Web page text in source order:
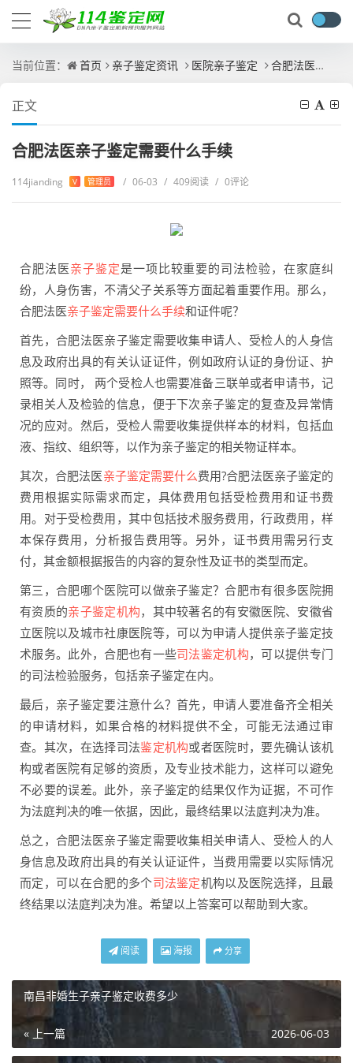
当前位置： 首页 亲子鉴定资讯 医院亲子鉴定 合肥法医亲子鉴定需要什么手续
正文
合肥法医亲子鉴定需要什么手续
114jianding V 管理员 / 06-03 / 409阅读 / 0评论
合肥法医亲子鉴定是一项比较重要的司法检验，在家庭纠
纷，人身伤害，不清父子关系等方面起着重要作用。那么，
合肥法医亲子鉴定需要什么手续和证件呢？
首先，合肥法医亲子鉴定需要收集申请人、受检人的人身信
息及政府出具的有关认证证件，例如政府认证的身份证、护
照等。同时， 两个受检人也需要准备三联单或者申请书，记
录相关人及检验的信息，便于下次亲子鉴定的复查及异常情
况的应对。然后，受检人需要收集提供样本的材料，包括血
液、指纹、组织等，以作为亲子鉴定的相关物证样本。
其次，合肥法医亲子鉴定需要什么费用?合肥法医亲子鉴定的
费用根据实际需求而定，具体费用包括受检费用和证书费
用。对于受检费用，其中包括技术服务费用，行政费用，样
本保存费用，分析报告费用等。另外，证书费用需另行支
付，其金额根据报告的内容的复杂性及证书的类型而定。
第三，合肥哪个医院可以做亲子鉴定？合肥市有很多医院拥
有资质的亲子鉴定机构，其中较著名的有安徽医院、安徽省
立医院以及城市社康医院等，可以为申请人提供亲子鉴定技
术服务。此外，合肥也有一些司法鉴定机构，可以提供专门
的司法检验服务，包括亲子鉴定在内。
最后，亲子鉴定要注意什么？首先，申请人要准备齐全相关
的申请材料，如果合格的材料提供不全，可能无法通过审
查。其次，在选择司法鉴定机构或者医院时，要先确认该机
构或者医院有足够的资质，及专业技术能力，这样可以避免
不必要的误差。此外，亲子鉴定的结果仅作为证据，不可作
为法庭判决的唯一依据，因此，最终结果以法庭判决为准。
总之，合肥法医亲子鉴定需要收集相关申请人、受检人的人
身信息及政府出具的有关认证证件，当费用需要以实际情况
而定，可以在合肥的多个司法鉴定机构以及医院选择，且最
终结果以法庭判决为准。希望以上答案可以帮助到大家。
阅读 海报 分享
南昌非婚生子亲子鉴定收费多少
« 上一篇 2026-06-03